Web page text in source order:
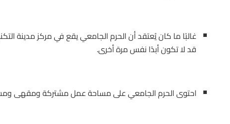
غالبًا ما كان يُعتقد أن الحرم الجامعي يقع في مركز مدينة
قد لا تكون أبدًا نفس مرة أخرى.
احتوى الحرم الجامعي على مساحة عمل مشتركة ومقهى